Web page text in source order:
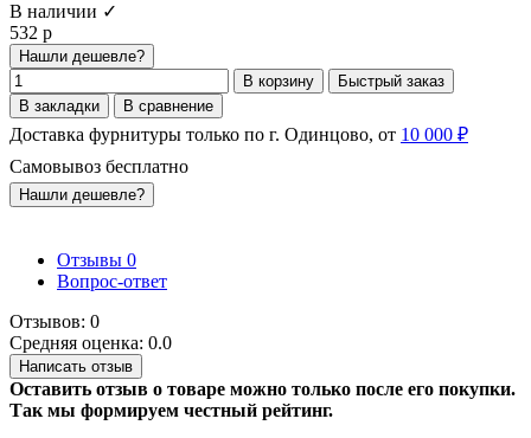
В наличии ✓
532 р
Нашли дешевле?
В корзину
Быстрый заказ
В закладки
В сравнение
Доставка фурнитуры только по г. Одинцово, от 10 000 ₽
Самовывоз бесплатно
Нашли дешевле?
Отзывы 0
Вопрос-ответ
Отзывов: 0
Средняя оценка: 0.0
Написать отзыв
Оставить отзыв о товаре можно только после его покупки.
Так мы формируем честный рейтинг.